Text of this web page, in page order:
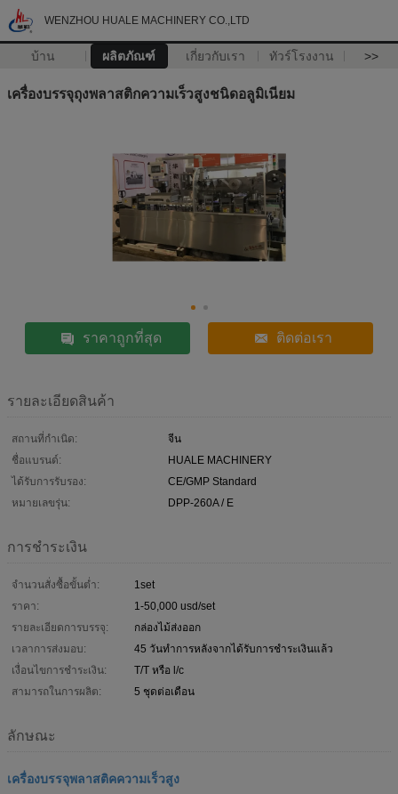
WENZHOU HUALE MACHINERY CO.,LTD
บ้าน ผลิตภัณฑ์ เกี่ยวกับเรา ทัวร์โรงงาน >>
เครื่องบรรจุถุงพลาสติกความเร็วสูงชนิดอลูมิเนียม
ราคาถูกที่สุด ติดต่อเรา
รายละเอียดสินค้า
สถานที่กำเนิด:
จีน
ชื่อแบรนด์:
HUALE MACHINERY
ได้รับการรับรอง:
CE/GMP Standard
หมายเลขรุ่น:
DPP-260A / E
การชำระเงิน
จำนวนสั่งซื้อขั้นต่ำ:
1set
ราคา:
1-50,000 usd/set
รายละเอียดการบรรจุ:
กล่องไม้ส่งออก
เวลาการส่งมอบ:
45 วันทำการหลังจากได้รับการชำระเงินแล้ว
เงื่อนไขการชำระเงิน:
T/T หรือ l/c
สามารถในการผลิต:
5 ชุดต่อเดือน
ลักษณะ
เครื่องบรรจุพลาสติคความเร็วสูง